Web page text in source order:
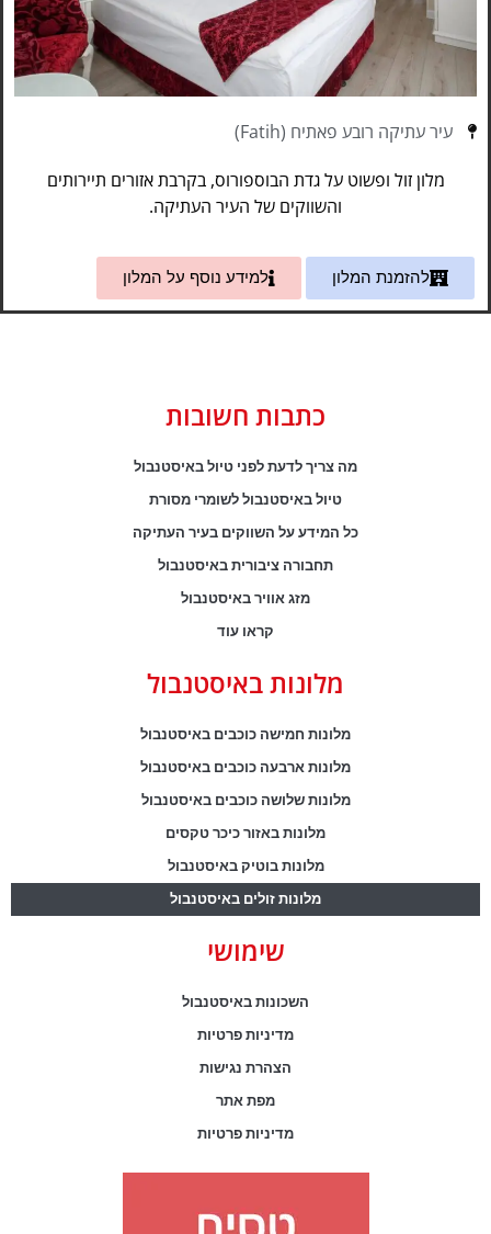
עיר עתיקה רובע פאתיח (Fatih)
מלון זול ופשוט על גדת הבוספורוס, בקרבת אזורים תיירותים
והשווקים של העיר העתיקה.
להזמנת המלון למידע נוסף על המלון
כתבות חשובות
מה צריך לדעת לפני טיול באיסטנבול
טיול באיסטנבול לשומרי מסורת
כל המידע על השווקים בעיר העתיקה
תחבורה ציבורית באיסטנבול
מזג אוויר באיסטנבול
קראו עוד
מלונות באיסטנבול
מלונות חמישה כוכבים באיסטנבול
מלונות ארבעה כוכבים באיסטנבול
מלונות שלושה כוכבים באיסטנבול
מלונות באזור כיכר טקסים
מלונות בוטיק באיסטנבול
מלונות זולים באיסטנבול
שימושי
השכונות באיסטנבול
מדיניות פרטיות
הצהרת נגישות
מפת אתר
מדיניות פרטיות